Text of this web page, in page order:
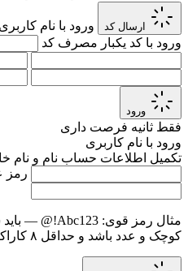
ارسال کد
ورود با نام کاربری
ورود با کد یکبار مصرف کد
ورود
فقط ثانیه فرصت داری
ورود با نام کاربری
تکمیل اطلاعات حساب نام و نام
رمز
مثال رمز قوی: Abc123!@
—
کوچک و عدد باشد و حداقل ۸ کاراکتر داشته باشد.